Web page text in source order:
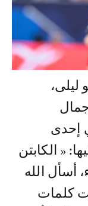
ليلى،
إحدى
« الكابتن
أسأل الله
كلمات